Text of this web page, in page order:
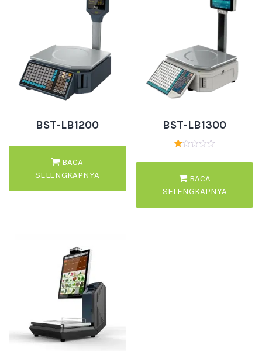
BST-LB1200
BACA
SELENGKAPNYA
BST-LB1300
1.00
5
BACA
SELENGKAPNYA